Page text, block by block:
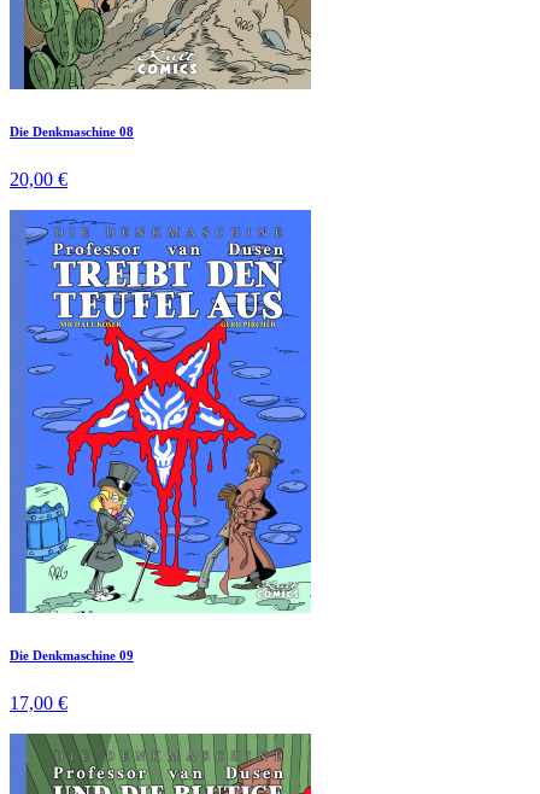
Die Denkmaschine 08
20,00 €
Die Denkmaschine 09
17,00 €